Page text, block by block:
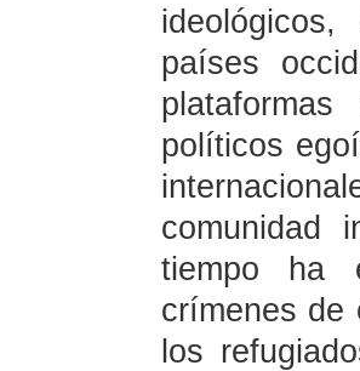
países
políticos
comunidad
tiempo ha
crímenes de
los